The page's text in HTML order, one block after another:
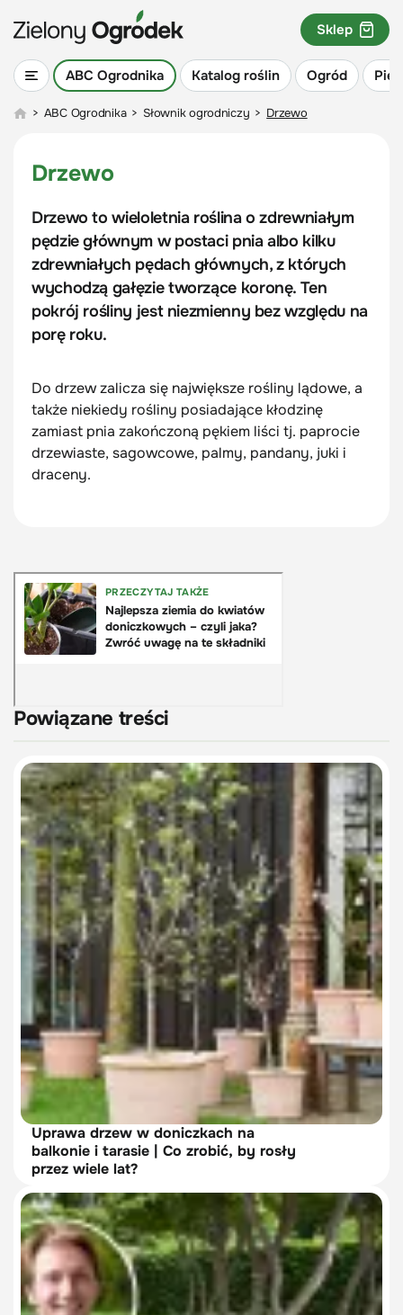
ABC Ogrodnika Katalog roślin Ogród
Sklep
> ABC Ogrodnika > Słownik ogrodniczy > Drzewo
Drzewo
Drzewo to wieloletnia roślina o zdrewniałym
pędzie głównym w postaci pnia albo kilku
zdrewniałych pędach głównych, z których
wychodzą gałęzie tworzące koronę. Ten
pokrój rośliny jest niezmienny bez względu na
porę roku.
Do drzew zalicza się największe rośliny lądowe, a
także niekiedy rośliny posiadające kłodzinę
zamiast pnia zakończoną pękiem liści tj. paprocie
drzewiaste, sagowcowe, palmy, pandany, juki i
draceny.
Powiązane treści
Uprawa drzew w doniczkach na
balkonie i tarasie | Co zrobić, by rosły
przez wiele lat?